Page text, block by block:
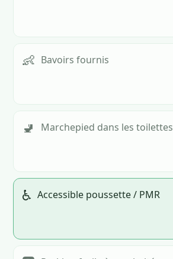
👶 Bavoirs fournis
🚽 Marchepied dans les toilettes
♿ Accessible poussette / PMR